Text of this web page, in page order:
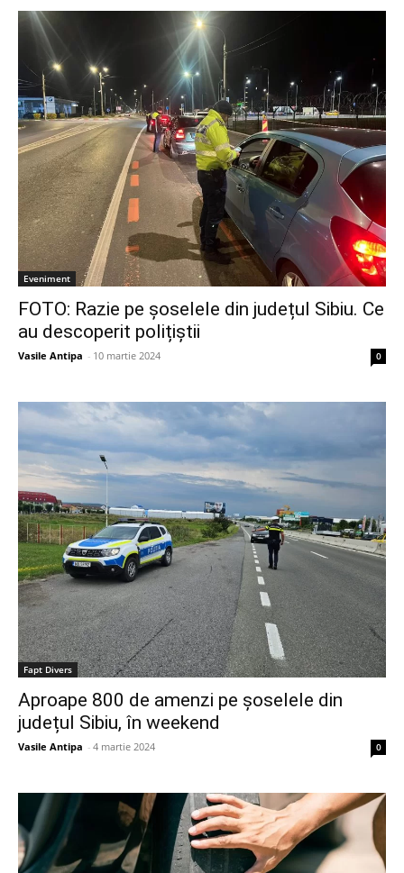
Eveniment
FOTO: Razie pe șoselele din județul Sibiu. Ce
au descoperit polițiștii
Vasile Antipa - 10 martie 2024 0
Fapt Divers
Aproape 800 de amenzi pe șoselele din
județul Sibiu, în weekend
Vasile Antipa - 4 martie 2024 0